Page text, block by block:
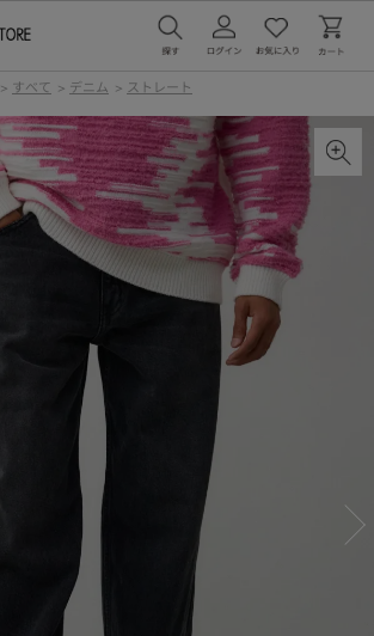
> すべて > デニム > ストレート